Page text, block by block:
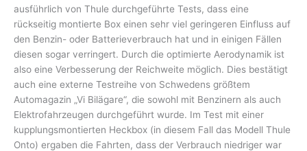
ausführlich von Thule durchgeführte Tests, dass eine
rückseitig montierte Box einen sehr viel geringeren Einfluss auf
den Benzin- oder Batterieverbrauch hat und in einigen Fällen
diesen sogar verringert. Durch die optimierte Aerodynamik ist
also eine Verbesserung der Reichweite möglich. Dies bestätigt
auch eine externe Testreihe von Schwedens größtem
Automagazin „Vi Bilägare“, die sowohl mit Benzinern als auch
Elektrofahrzeugen durchgeführt wurde. Im Test mit einer
kupplungsmontierten Heckbox (in diesem Fall das Modell Thule
Onto) ergaben die Fahrten, dass der Verbrauch niedriger war